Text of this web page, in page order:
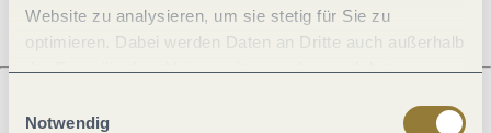
Website zu analysieren, um sie stetig für Sie zu
optimieren. Dabei werden Daten an Dritte auch außerhalb
der Europäischen Union weitergegeben und dort
jederzeit widerrufen werden. Mit der Auswahl "Alle
Notwendig